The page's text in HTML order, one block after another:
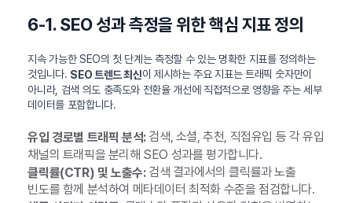
6-1. SEO 성과 측정을 위한 핵심 지표 정의
지속 가능한 SEO의 첫 단계는 측정할 수 있는 명확한 지표를 정의하는
것입니다. SEO 트렌드 최신이 제시하는 주요 지표는 트래픽 숫자만이
아니라, 검색 의도 충족도와 전환율 개선에 직접적으로 영향을 주는 세부
데이터를 포함합니다.
유입 경로별 트래픽 분석:검색, 소셜, 추천, 직접유입 등 각 유입
채널의 트래픽을 분리해 SEO 성과를 평가합니다.
클릭률(CTR) 및 노출수:검색 결과에서의 클릭률과 노출
빈도를 함께 분석하여 메타데이터 최적화 수준을 점검합니다.